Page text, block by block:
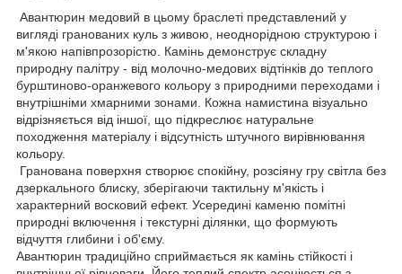
Авантюрин медовий в цьому браслеті представлений у
вигляді гранованих куль з живою, неоднорідною структурою і
м'якою напівпрозорістю. Камінь демонструє складну
природну палітру - від молочно-медових відтінків до теплого
бурштиново-оранжевого кольору з природними переходами і
внутрішніми хмарними зонами. Кожна намистина візуально
відрізняється від іншої, що підкреслює натуральне
походження матеріалу і відсутність штучного вирівнювання
кольору.
Гранована поверхня створює спокійну, розсіяну гру світла без
дзеркального блиску, зберігаючи тактильну м'якість і
характерний восковий ефект. Усередині каменю помітні
природні включення і текстурні ділянки, що формують
відчуття глибини і об'єму.
Авантюрин традиційно сприймається як камінь стійкості і